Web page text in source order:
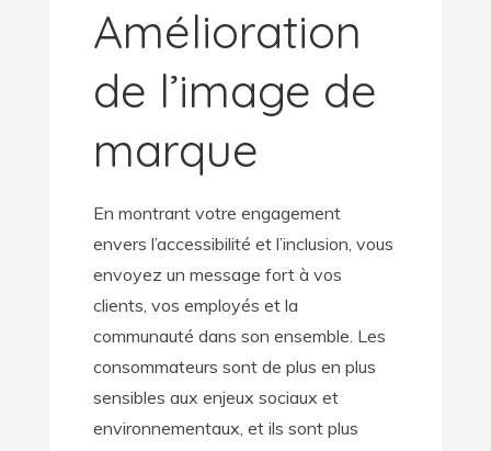
Amélioration
de l’image de
marque
En montrant votre engagement
envers l’accessibilité et l’inclusion, vous
envoyez un message fort à vos
clients, vos employés et la
communauté dans son ensemble. Les
consommateurs sont de plus en plus
sensibles aux enjeux sociaux et
environnementaux, et ils sont plus